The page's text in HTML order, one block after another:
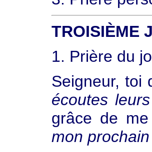
TROISIÈME
1. Prière du
Seigneur, toi
écoutes
grâce de
mon prochain